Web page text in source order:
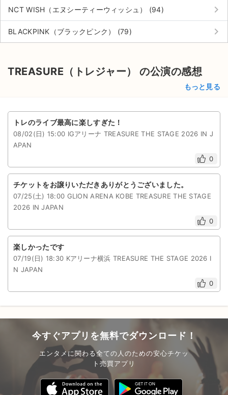
NCT WISH（エヌシーティーウィッシュ） (94) keyboard_arrow_right
BLACKPINK（ブラックピンク） (79) keyboard_arrow_right
TREASURE（トレジャー） の公演の感想
もっと見る
トレのライブ最高に楽しすぎた！
08/02(日) 15:00 IGアリーナ TREASURE THE STAGE 2026 IN J
APAN
0
チケットをお譲りいただきありがとうございました。
07/25(土) 18:00 GLION ARENA KOBE TREASURE THE STAGE
2026 IN JAPAN
0
楽しかったです
07/19(日) 18:30 Kアリーナ横浜 TREASURE THE STAGE 2026 I
N JAPAN
0
今すぐアプリを無料でダウンロード！
エンタメに関わる全ての人のための安心チケッ
ト売買アプリ